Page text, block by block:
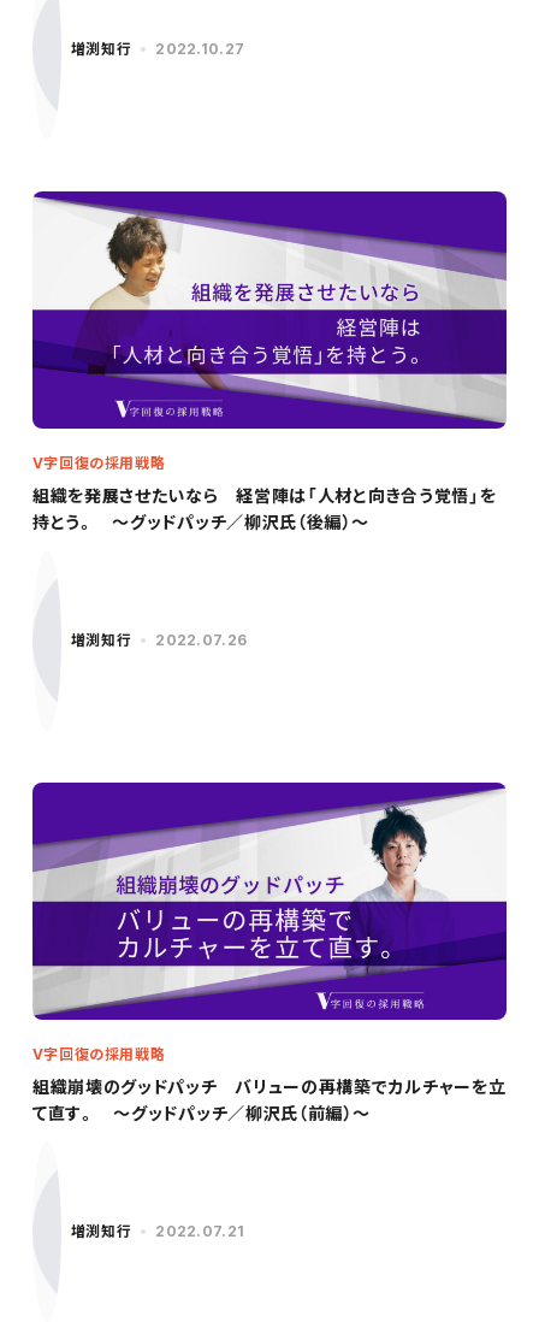
増渕知行 2022.10.27
組織を発展させたいなら 経営陣は「人材と向き合う覚悟」を
持とう。 〜グッドパッチ／柳沢氏（後編）〜
V字回復の採用戦略
増渕知行 2022.07.26
組織崩壊のグッドパッチ バリューの再構築でカルチャーを立
て直す。 〜グッドパッチ／柳沢氏（前編）〜
V字回復の採用戦略
増渕知行 2022.07.21